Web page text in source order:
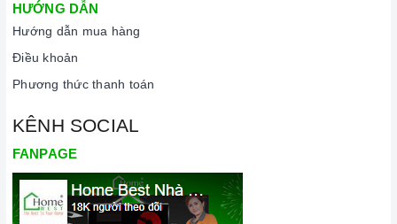
HƯỚNG DẪN
Hướng dẫn mua hàng
Điều khoản
Phương thức thanh toán
KÊNH SOCIAL
FANPAGE